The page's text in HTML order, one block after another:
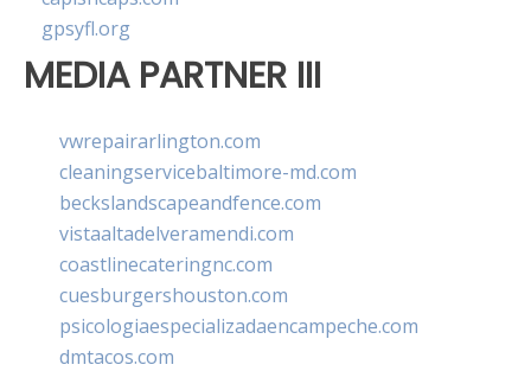
gpsyfl.org
MEDIA PARTNER III
vwrepairarlington.com
cleaningservicebaltimore-md.com
beckslandscapeandfence.com
vistaaltadelveramendi.com
coastlinecateringnc.com
cuesburgershouston.com
psicologiaespecializadaencampeche.com
dmtacos.com